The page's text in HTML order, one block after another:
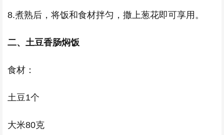
8.煮熟后，将饭和食材拌匀，撒上葱花即可享用。
二、土豆香肠焖饭
食材：
土豆1个
大米80克